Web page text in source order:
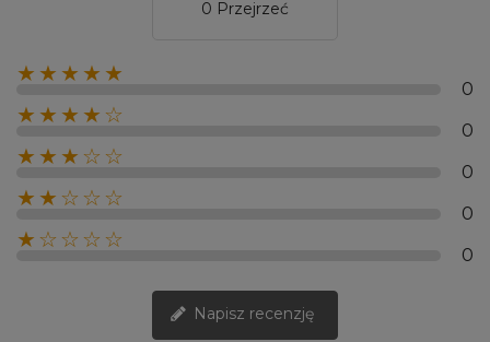
0 Przejrzeć
★★★★★
0
★★★★☆
0
★★★☆☆
0
★★☆☆☆
0
★☆☆☆☆
0
Napisz recenzję